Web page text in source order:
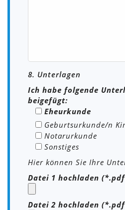
8. Unterlagen
Ich habe folgende
beigefügt:
Eheurkunde
Geburtsurkunde/n
Notarurkunde
Sonstiges
Hier können Sie Ihre
Datei 1 hochladen
Datei 2 hochladen